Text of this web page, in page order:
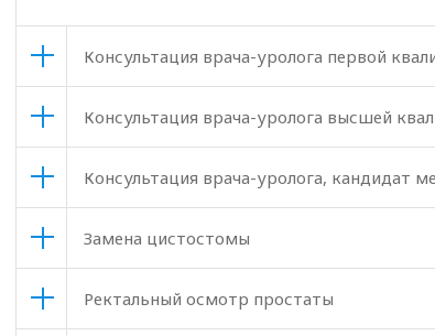
Консультация врача-уролога первой
Консультация врача-уролога высшей
Консультация врача-уролога, кандидат
Замена цистостомы
Ректальный осмотр простаты